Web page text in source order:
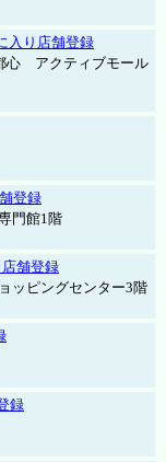
入り店舗登録
心 アクティブモール
登録
門館1階
舗登録
ッピングセンター3階
録